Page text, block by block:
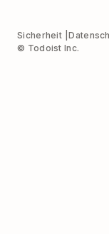
Sicherheit
© Todoist Inc.